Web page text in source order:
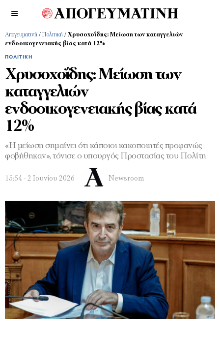
Απογευματινή / Πολιτική / Χρυσοχοΐδης: Μείωση των καταγγελιών
ενδοοικογενειακής βίας κατά 12%
ΠΟΛΙΤΙΚΉ
Χρυσοχοΐδης: Μείωση των
καταγγελιών
ενδοοικογενειακής βίας κατά
12%
«Η μείωση σημαίνει ότι κάποιοι κακοποιητές προφανώς
φοβήθηκαν», τόνισε ο υπουργός Προστασίας του Πολίτη
15:54 - 2 Ιουνίου 2026 Newsroom